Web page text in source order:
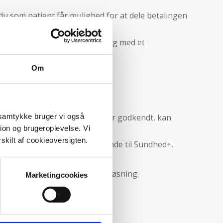
Om
bruger vi også
og brugeroplevelse. Vi
af cookieoversigten.
Marketingcookies
som patient får mulighed for at dele betalingen
det lettere at komme i gang med et
med det samme. Når du er godkendt, kan
og afdrager herefter løbende til Sundhed+.
en tryg og smidig betalingsløsning.